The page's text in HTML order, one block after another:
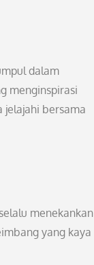
dalam
menginspirasi
jelajahi bersama
menekankan
yang kaya